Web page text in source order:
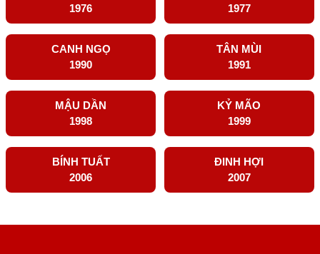
1976
1977
CANH NGỌ
1990
TÂN MÙI
1991
MẬU DẦN
1998
KỶ MÃO
1999
BÍNH TUẤT
2006
ĐINH HỢI
2007